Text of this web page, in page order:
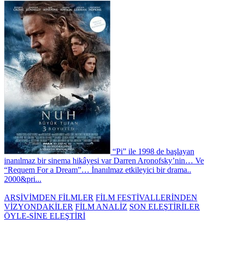
“Pi” ile 1998 de başlayan
inanılmaz bir sinema hikâyesi var Darren Aronofsky’nin… Ve
“Requem For a Dream”… İnanılmaz etkileyici bir drama..
2000&pri...
ARŞİVİMDEN FİLMLER FİLM FESTİVALLERİNDEN
VİZYONDAKİLER FİLM ANALİZ SON ELEŞTİRİLER
ÖYLE-SİNE ELEŞTİRİ